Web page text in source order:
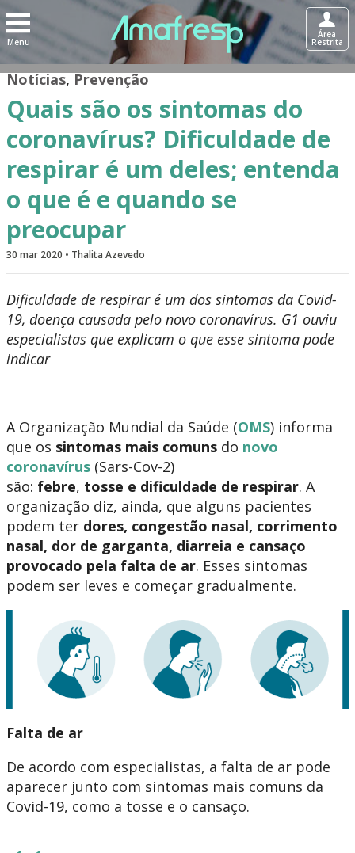
Menu
Área
Restrita
Notícias,Prevenção
Quais são os sintomas do
coronavírus? Dificuldade de
respirar é um deles; entenda
o que é e quando se
preocupar
30 mar 2020 • Thalita Azevedo
Dificuldade de respirar é um dos sintomas da Covid-
19, doença causada pelo novo coronavírus. G1 ouviu
especialistas que explicam o que esse sintoma pode
indicar
A Organização Mundial da Saúde (OMS) informa
que os sintomas mais comuns do novo
coronavírus (Sars-Cov-2)
são: febre, tosse e dificuldade de respirar. A
organização diz, ainda, que alguns pacientes
podem ter dores, congestão nasal, corrimento
nasal, dor de garganta, diarreia e cansaço
provocado pela falta de ar. Esses sintomas
podem ser leves e começar gradualmente.
Falta de ar
De acordo com especialistas, a falta de ar pode
aparecer junto com sintomas mais comuns da
Covid-19, como a tosse e o cansaço.